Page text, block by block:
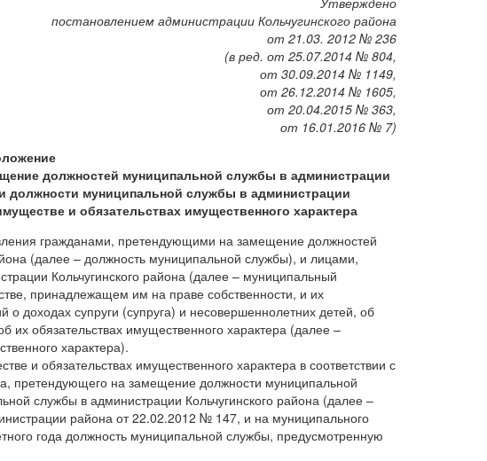
постановлением администрации Кольчугинского района
от 21.03. 2012 № 236
(в ред. от 25.07.2014 № 804,
от 30.09.2014 № 1149,
от 26.12.2014 № 1605,
от 20.04.2015 № 363,
от 16.01.2016 № 7)
должностей муниципальной службы в администрации
должности муниципальной службы в администрации
и обязательствах имущественного характера
гражданами, претендующими на замещение должностей
(далее – должность муниципальной службы), и лицами,
Кольчугинского района (далее – муниципальный
принадлежащем им на праве собственности, и их
о доходах супруги (супруга) и несовершеннолетних детей, об
обязательствах имущественного характера (далее –
характера).
и обязательствах имущественного характера в соответствии с
претендующего на замещение должности муниципальной
службы в администрации Кольчугинского района (далее –
района от 22.02.2012 № 147, и на муниципального
года должность муниципальной службы, предусмотренную